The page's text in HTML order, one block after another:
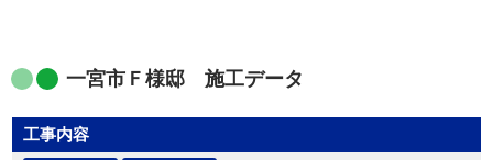
一宮市Ｆ様邸 施工データ
工事内容